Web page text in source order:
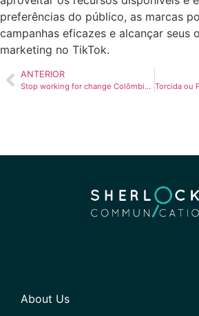
preferências do público, as marcas
campanhas eficazes e alcançar seus
marketing no TikTok.
ANTERIOR
Stop working for change Colômbia: quebrando estereótipos no volante
About Us